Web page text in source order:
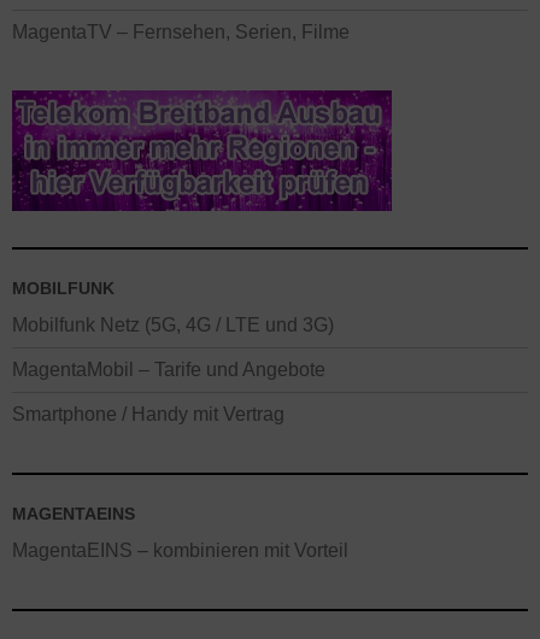
MagentaTV – Fernsehen, Serien, Filme
MOBILFUNK
Mobilfunk Netz (5G, 4G / LTE und 3G)
MagentaMobil – Tarife und Angebote
Smartphone / Handy mit Vertrag
MAGENTAEINS
MagentaEINS – kombinieren mit Vorteil